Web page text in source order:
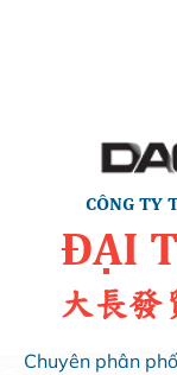
CÔNG TY
ĐẠI
大長發
Chuyên phân